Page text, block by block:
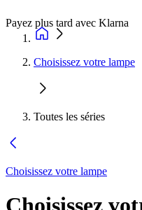
Payez plus tard avec Klarna
Choisissez votre lampe
Toutes les séries
Choisissez votre lampe